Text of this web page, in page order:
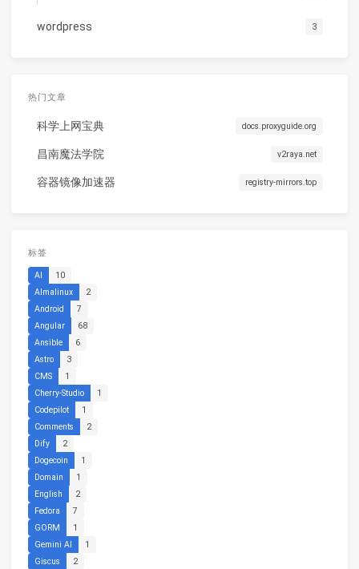
wordpress 3
热门文章
科学上网宝典 docs.proxyguide.org
昌南魔法学院 v2raya.net
容器镜像加速器 registry-mirrors.top
标签
AI
10
Almalinux
2
Android
7
Angular
68
Ansible
6
Astro
3
CMS
1
Cherry-Studio
1
Codepilot
1
Comments
2
Dify
2
Dogecoin
1
Domain
1
English
2
Fedora
7
GORM
1
Gemini AI
1
Giscus
2